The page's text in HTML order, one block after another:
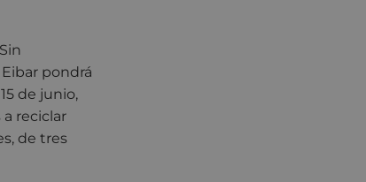
pondrá
de junio,
reciclar
de tres